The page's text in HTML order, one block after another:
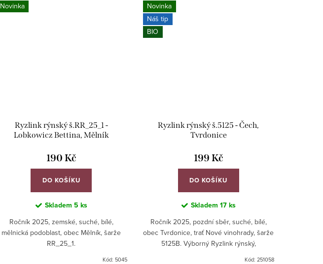
Novinka
Ryzlink rýnský š.RR_25_1 -
Lobkowicz Bettina, Mělník
190 Kč
DO KOŠÍKU
Skladem 5 ks
Ročník 2025, zemské, suché, bílé,
mělnická podoblast, obec Mělník, šarže
RR_25_1.
Kód: 5045
Novinka
Náš tip
BIO
Ryzlink rýnský š.5125 - Čech,
Tvrdonice
199 Kč
DO KOŠÍKU
Skladem 17 ks
Ročník 2025, pozdní sběr, suché, bílé,
obec Tvrdonice, trať Nové vinohrady, šarže
5125B. Výborný Ryzlink rýnský,
Kód: 251058